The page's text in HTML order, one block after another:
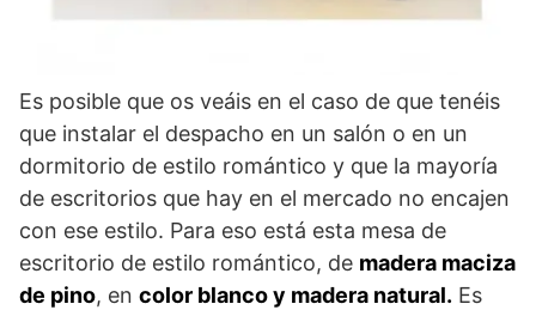
Es posible que os veáis en el caso de que tenéis
que instalar el despacho en un salón o en un
dormitorio de estilo romántico y que la mayoría
de escritorios que hay en el mercado no encajen
con ese estilo. Para eso está esta mesa de
escritorio de estilo romántico, de madera maciza
de pino, en color blanco y madera natural. Es